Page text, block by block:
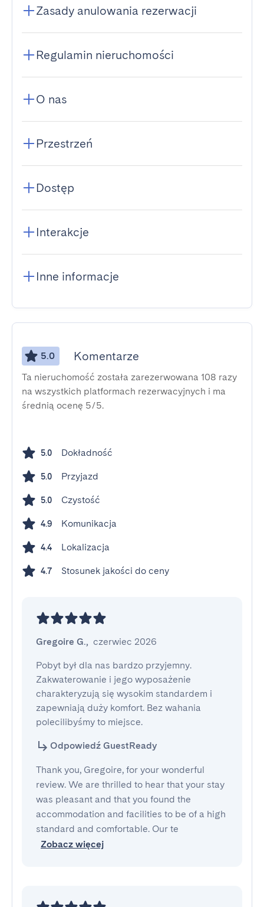
Zasady anulowania rezerwacji
Regulamin nieruchomości
O nas
Przestrzeń
Dostęp
Interakcje
Inne informacje
5.0 Komentarze
Ta nieruchomość została zarezerwowana 108 razy
na wszystkich platformach rezerwacyjnych i ma
średnią ocenę 5/5.
5.0 Dokładność
5.0 Przyjazd
5.0 Czystość
4.9 Komunikacja
4.4 Lokalizacja
4.7 Stosunek jakości do ceny
Gregoire G., czerwiec 2026
Pobyt był dla nas bardzo przyjemny.
Zakwaterowanie i jego wyposażenie
charakteryzują się wysokim standardem i
zapewniają duży komfort. Bez wahania
polecilibyśmy to miejsce.
Odpowiedź GuestReady
Thank you, Gregoire, for your wonderful
review. We are thrilled to hear that your stay
was pleasant and that you found the
accommodation and facilities to be of a high
standard and comfortable. Our te
Zobacz więcej